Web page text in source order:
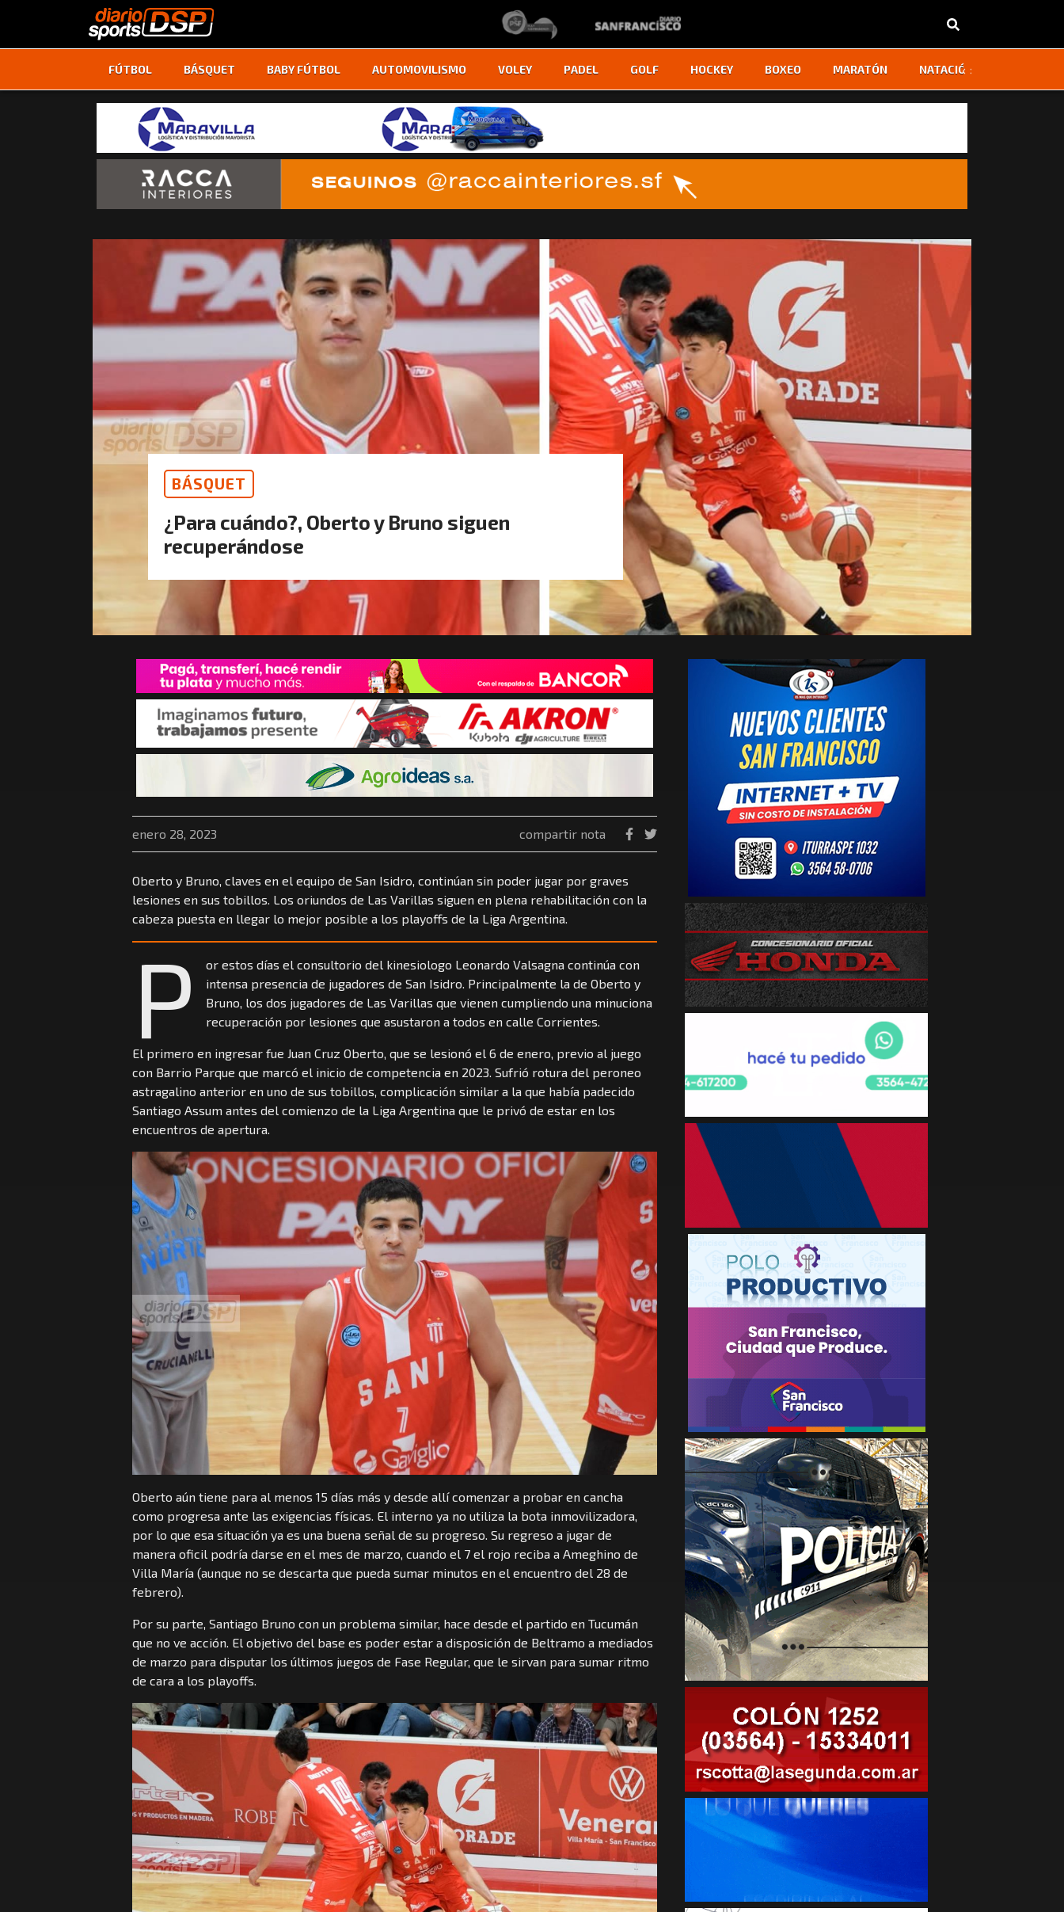
FÚTBOL BÁSQUET BABY FÚTBOL AUTOMOVILISMO VOLEY PADEL GOLF HOCKEY BOXEO MARATÓN NATACIÓN
‹ ›
BÁSQUET
¿Para cuándo?, Oberto y Bruno siguen
recuperándose
enero 28, 2023 compartir nota
Oberto y Bruno, claves en el equipo de San Isidro, continúan sin poder jugar por graves
lesiones en sus tobillos. Los oriundos de Las Varillas siguen en plena rehabilitación con la
cabeza puesta en llegar lo mejor posible a los playoffs de la Liga Argentina.
P
or estos días el consultorio del kinesiologo Leonardo Valsagna continúa con
intensa presencia de jugadores de San Isidro. Principalmente la de Oberto y
Bruno, los dos jugadores de Las Varillas que vienen cumpliendo una minuciona
recuperación por lesiones que asustaron a todos en calle Corrientes.
El primero en ingresar fue Juan Cruz Oberto, que se lesionó el 6 de enero, previo al juego
con Barrio Parque que marcó el inicio de competencia en 2023. Sufrió rotura del peroneo
astragalino anterior en uno de sus tobillos, complicación similar a la que había padecido
Santiago Assum antes del comienzo de la Liga Argentina que le privó de estar en los
encuentros de apertura.
Oberto aún tiene para al menos 15 días más y desde allí comenzar a probar en cancha
como progresa ante las exigencias físicas. El interno ya no utiliza la bota inmovilizadora,
por lo que esa situación ya es una buena señal de su progreso. Su regreso a jugar de
manera oficil podría darse en el mes de marzo, cuando el 7 el rojo reciba a Ameghino de
Villa María (aunque no se descarta que pueda sumar minutos en el encuentro del 28 de
febrero).
Por su parte, Santiago Bruno con un problema similar, hace desde el partido en Tucumán
que no ve acción. El objetivo del base es poder estar a disposición de Beltramo a mediados
de marzo para disputar los últimos juegos de Fase Regular, que le sirvan para sumar ritmo
de cara a los playoffs.